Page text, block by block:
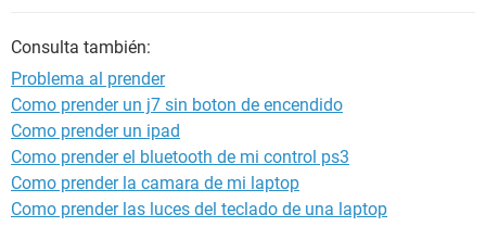
Consulta también:
Problema al prender
Como prender un j7 sin boton de encendido
Como prender un ipad
Como prender el bluetooth de mi control ps3
Como prender la camara de mi laptop
Como prender las luces del teclado de una laptop